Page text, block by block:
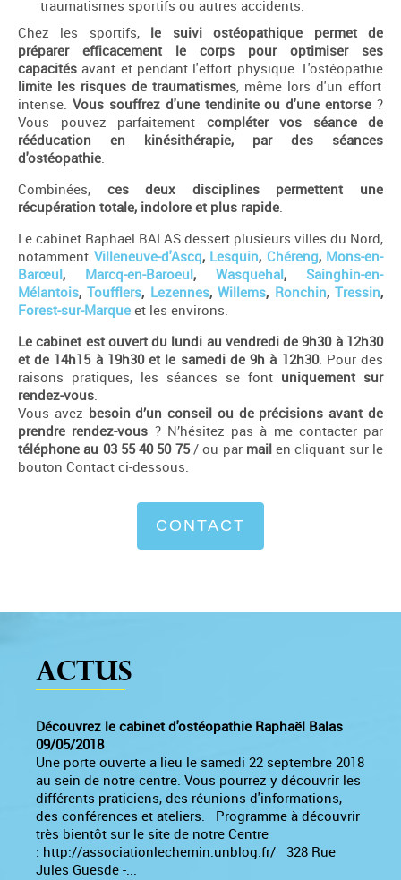
traumatismes sportifs ou autres accidents.
Chez les sportifs, le suivi ostéopathique permet de
préparer efficacement le corps pour optimiser ses
capacités avant et pendant l'effort physique. L'ostéopathie
limite les risques de traumatismes, même lors d'un effort
intense. Vous souffrez d'une tendinite ou d'une entorse ?
Vous pouvez parfaitement compléter vos séance de
rééducation en kinésithérapie, par des séances
d'ostéopathie.
Combinées, ces deux disciplines permettent une
récupération totale, indolore et plus rapide.
Le cabinet Raphaël BALAS dessert plusieurs villes du Nord,
notamment Villeneuve-d'Ascq, Lesquin, Chéreng, Mons-en-
Barœul, Marcq-en-Baroeul, Wasquehal, Sainghin-en-
Mélantois,Toufflers, Lezennes,Willems, Ronchin,Tressin,
Forest-sur-Marque et les environs.
Le cabinet est ouvert du lundi au vendredi de 9h30 à 12h30
et de 14h15 à 19h30 et le samedi de 9h à 12h30. Pour des
raisons pratiques, les séances se font uniquement sur
rendez-vous.
Vous avez besoin d’un conseil ou de précisions avant de
prendre rendez-vous ? N’hésitez pas à me contacter par
téléphone au 03 55 40 50 75/ ou par mailen cliquant sur le
bouton Contact ci-dessous.
CONTACT
Actus
Découvrez le cabinet d'ostéopathie Raphaël Balas
09/05/2018
Une porte ouverte a lieu le samedi 22 septembre 2018
au sein de notre centre. Vous pourrez y découvrir les
différents praticiens, des réunions d'informations,
des conférences et ateliers. Programme à découvrir
très bientôt sur le site de notre Centre
: http://associationlechemin.unblog.fr/ 328 Rue
Jules Guesde -...